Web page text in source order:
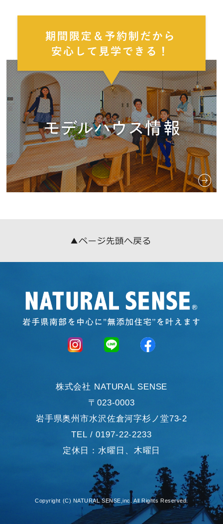
株式会社 NATURAL SENSE
〒023-0003
岩手県奥州市水沢佐倉河字杉ノ堂73-2
TEL / 0197-22-2233
定休日：水曜日、木曜日
Copyright (C) NATURAL SENSE,inc. All Rights Reserved.